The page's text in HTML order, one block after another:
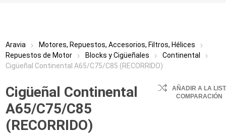
Aravia
Motores, Repuestos, Accesorios, Filtros, Hélices
Repuestos de Motor
Blocks y Cigüeñales
Continental
Cigüeñal Continental A65/C75/C85 (RECORRIDO)
Cigüeñal Continental
A65/C75/C85
(RECORRIDO)
AÑADIR A LA
COMPARACIÓN